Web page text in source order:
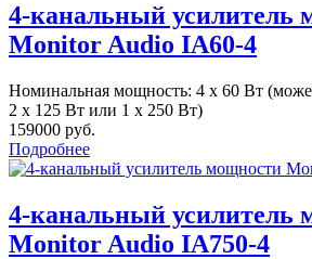
4-канальный усилитель
Monitor Audio IA60-4
Номинальная мощность: 4 x 60 Вт
2 x 125 Вт или 1 x 250 Вт)
159000 руб.
Подробнее
4-канальный усилитель
Monitor Audio IA750-4